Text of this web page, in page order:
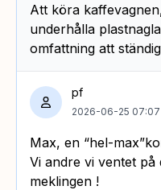
Att köra
underhålla
omfattning att
pf
2026-06-25 07:07
Max, en “hel-
Vi andre vi ventet på
meklingen !